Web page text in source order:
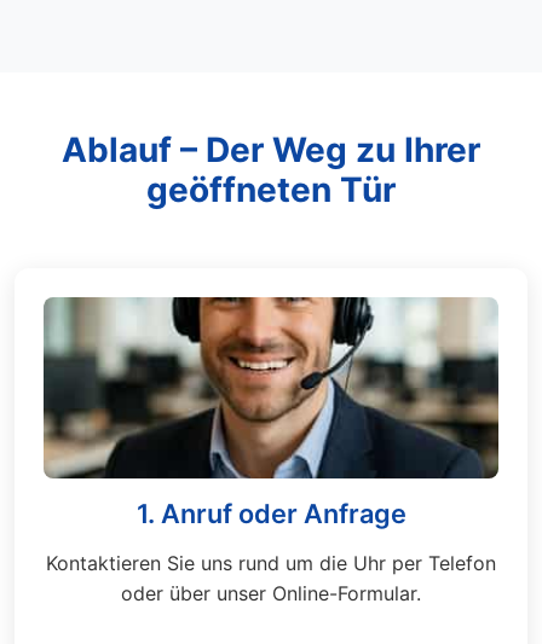
Ablauf – Der Weg zu Ihrer
geöffneten Tür
1. Anruf oder Anfrage
Kontaktieren Sie uns rund um die Uhr per Telefon
oder über unser Online-Formular.